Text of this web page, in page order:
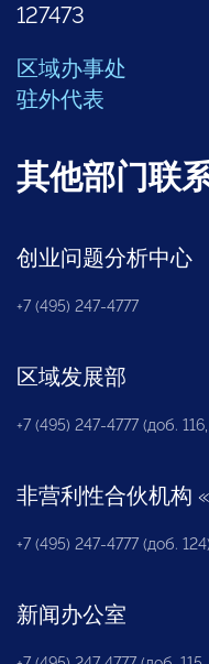
127473
区域办事处
驻外代表
其他部门联
创业问题分析中心
+7 (495) 247-4777
区域发展部
+7 (495) 247-4777 (доб. 116,
非营利性合伙机构 «
+7 (495) 247-4777 (доб. 124)
新闻办公室